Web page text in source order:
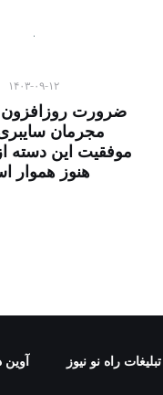
۱۴۰۳-۰۹-۱۲
ضرورت روزافزون
مجرمان
موفقیت این دسته
هنوز هموار
تبلیغات راه نو نیوز آوین